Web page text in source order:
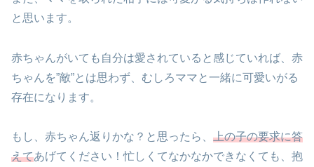
と思います。
赤ちゃんがいても自分は愛されていると感じていれば、赤
ちゃんを”敵”とは思わず、むしろママと一緒に可愛いがる
存在になります。
もし、赤ちゃん返りかな？と思ったら、 上の子の要求に答
えてあげてください！忙しくてなかなかできなくても、抱